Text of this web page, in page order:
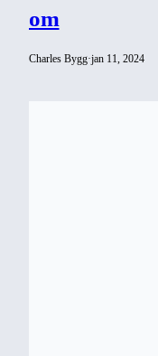
om
Charles Bygg·jan 11, 2024